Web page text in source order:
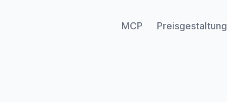
MCP Preisgestaltung